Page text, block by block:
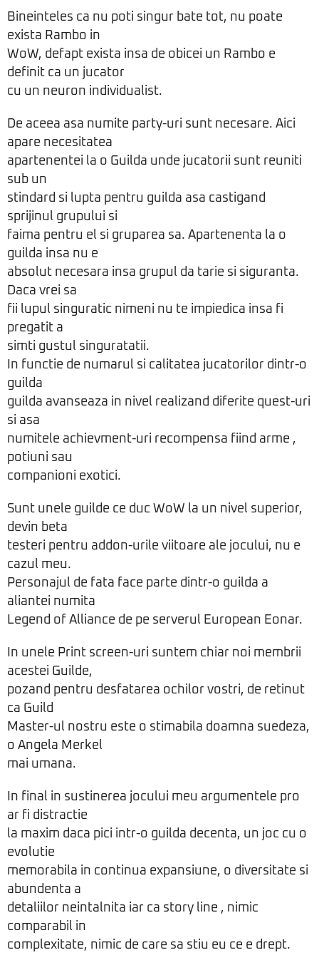
Bineinteles ca nu poti singur bate tot, nu poate
exista Rambo in
WoW, defapt exista insa de obicei un Rambo e
definit ca un jucator
cu un neuron individualist.
De aceea asa numite party-uri sunt necesare. Aici
apare necesitatea
apartenentei la o Guilda unde jucatorii sunt reuniti
sub un
stindard si lupta pentru guilda asa castigand
sprijinul grupului si
faima pentru el si gruparea sa. Apartenenta la o
guilda insa nu e
absolut necesara insa grupul da tarie si siguranta.
Daca vrei sa
fii lupul singuratic nimeni nu te impiedica insa fi
pregatit a
simti gustul singuratatii.
In functie de numarul si calitatea jucatorilor dintr-o
guilda
guilda avanseaza in nivel realizand diferite quest-uri
si asa
numitele achievment-uri recompensa fiind arme ,
potiuni sau
companioni exotici.
Sunt unele guilde ce duc WoW la un nivel superior,
devin beta
testeri pentru addon-urile viitoare ale jocului, nu e
cazul meu.
Personajul de fata face parte dintr-o guilda a
aliantei numita
Legend of Alliance de pe serverul European Eonar.
In unele Print screen-uri suntem chiar noi membrii
acestei Guilde,
pozand pentru desfatarea ochilor vostri, de retinut
ca Guild
Master-ul nostru este o stimabila doamna suedeza,
o Angela Merkel
mai umana.
In final in sustinerea jocului meu argumentele pro
ar fi distractie
la maxim daca pici intr-o guilda decenta, un joc cu o
evolutie
memorabila in continua expansiune, o diversitate si
abundenta a
detaliilor neintalnita iar ca story line , nimic
comparabil in
complexitate, nimic de care sa stiu eu ce e drept.